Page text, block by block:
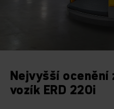
Nejvyšší ocenění
vozík ERD 220i